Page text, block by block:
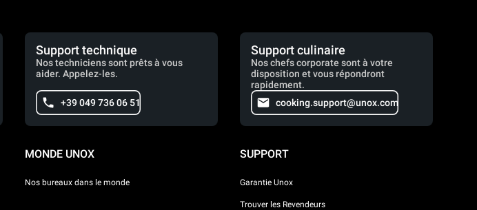
Support technique
Nos techniciens sont prêts à vous
aider. Appelez-les.
+39 049 736 06 51
Support culinaire
Nos chefs corporate sont à votre
disposition et vous répondront
rapidement.
cooking.support@unox.com
MONDE UNOX
Nos bureaux dans le monde
SUPPORT
Garantie Unox
Trouver les Revendeurs